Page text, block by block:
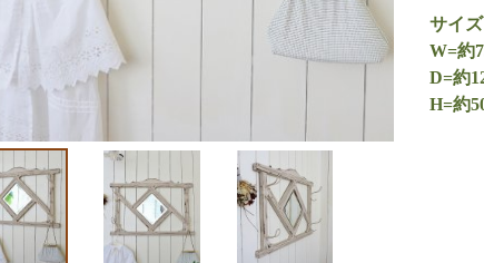
サイズ
W=約
D=約
H=約